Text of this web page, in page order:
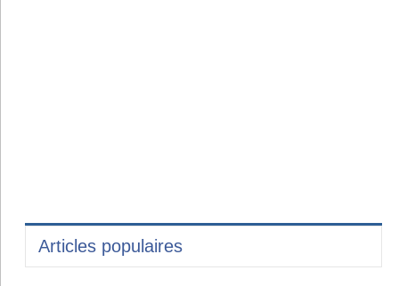
Articles populaires